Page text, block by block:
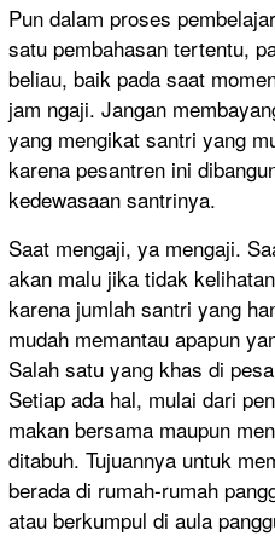
Pun dalam proses
satu pembahasan tertentu,
beliau, baik pada saat
jam ngaji. Jangan
yang mengikat santri yang
karena pesantren ini
kedewasaan santrinya.
Saat mengaji, ya mengaji.
akan malu jika tidak
karena jumlah santri yang
mudah memantau apapun
Salah satu yang khas di
Setiap ada hal, mulai dari
makan bersama maupun
ditabuh. Tujuannya untuk
berada di rumah-rumah
atau berkumpul di aula